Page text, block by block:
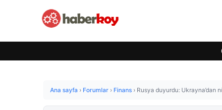
Ana sayfa › Forumlar › Finans › Rusya duyurdu: Ukrayna’dan